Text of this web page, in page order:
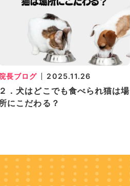
長ブログ 2025.11.26
２．犬はどこでも食べられ猫は場
所にこだわる？